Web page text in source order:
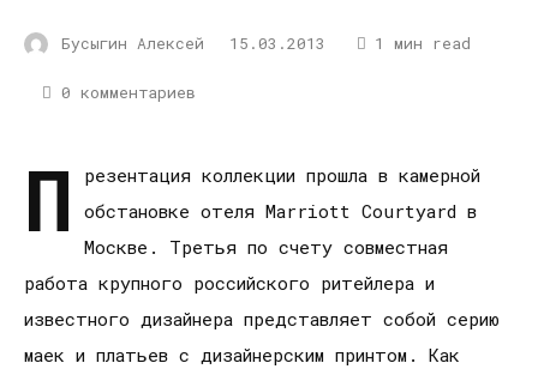
Бусыгин Алексей 15.03.2013 1 мин read
0 комментариев
П
резентация коллекции прошла в камерной
обстановке отеля Marriott Courtyard в
Москве. Третья по счету совместная
работа крупного российского ритейлера и
известного дизайнера представляет собой серию
маек и платьев с дизайнерским принтом. Как